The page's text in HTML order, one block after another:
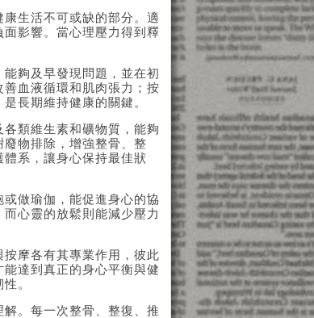
生活不可或缺的部分。適
影響。當心理壓力得到釋
夠及早發現問題，並在初
血液循環和肌肉張力；按
長期維持健康的關鍵。
類維生素和礦物質，能夠
物排除，增強整骨、整
系，讓身心保持最佳狀
做瑜伽，能促進身心的協
心靈的放鬆則能減少壓力
摩各有其專業作用，彼此
達到真正的身心平衡與健
。
。每一次整骨、整復、推